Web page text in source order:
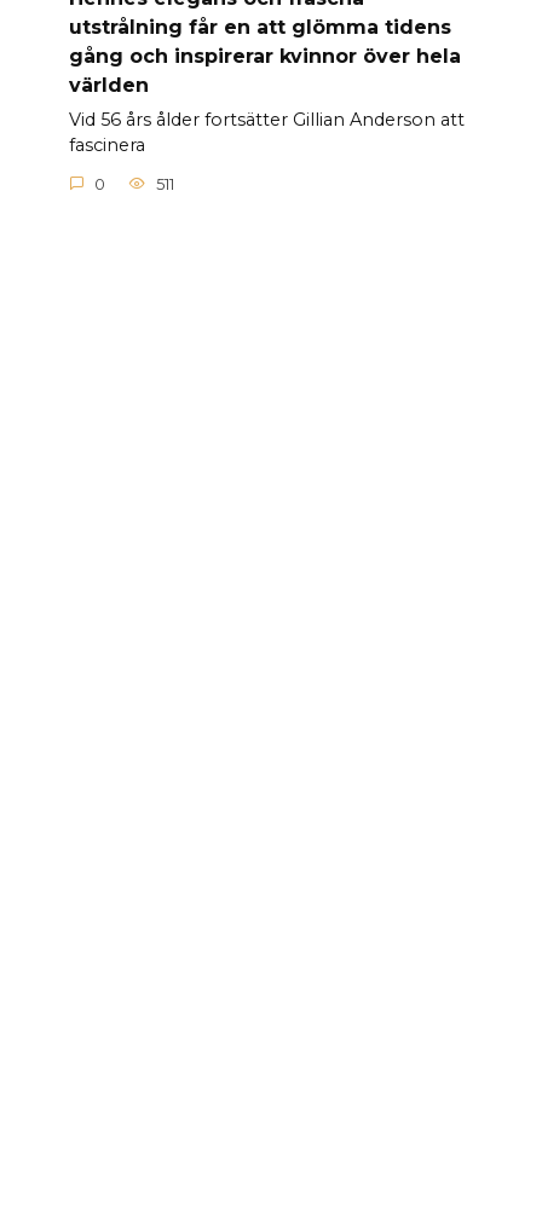
utstrålning får en att glömma tidens
gång och inspirerar kvinnor över hela
världen
Vid 56 års ålder fortsätter Gillian Anderson att
fascinera
0 511